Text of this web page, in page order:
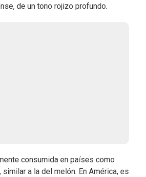
de un tono rojizo profundo.
consumida en países como
a la del melón. En América, es